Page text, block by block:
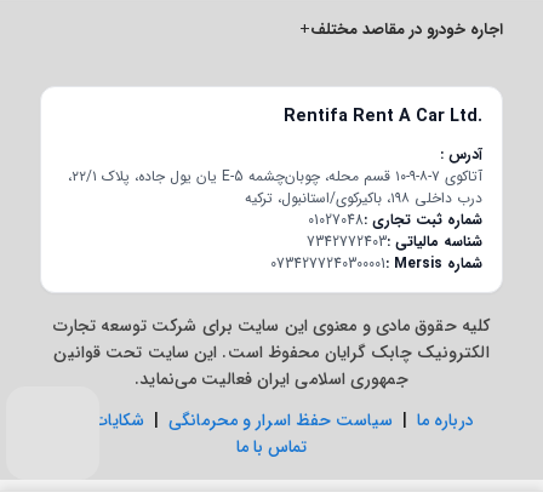
اجاره خودرو در مقاصد مختلف+
Rentifa Rent A Car Ltd.
آدرس
آتاکوی ۷-۸-۹-۱۰ قسم محله، چوبان‌چشمه E-5 یان یول جاده، پلاک ۲۲/۱،
درب داخلی ۱۹۸، باکیرکوی/استانبول، ترکیه
شماره ثبت تجاری01027048
شناسه مالیاتی7342772403
شماره Mersis
0734277240300001
کلیه حقوق مادی و معنوی این سایت برای شرکت توسعه تجارت
الکترونیک چابک گرایان محفوظ است. این سایت تحت قوانین
جمهوری اسلامی ایران فعالیت می‌نماید.
درباره ما | سیاست حفظ اسرار و محرمانگی | شکایات
تماس با ما